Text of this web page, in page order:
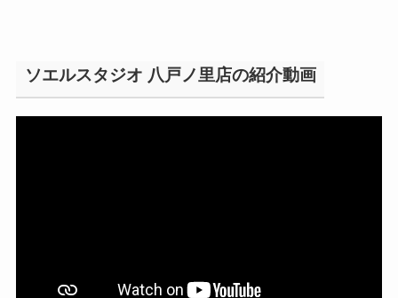
ソエルスタジオ 八戸ノ里店の紹介動画